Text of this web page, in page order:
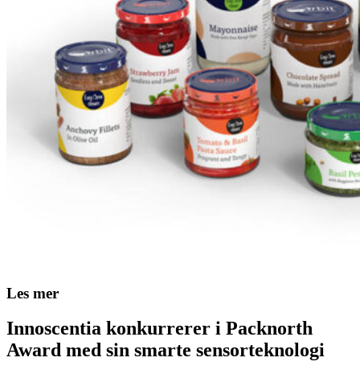
Les mer
Innoscentia konkurrerer i Packnorth
Award med sin smarte sensorteknologi